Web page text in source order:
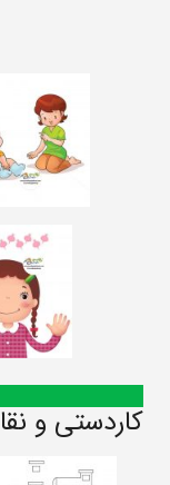
کاردستی و